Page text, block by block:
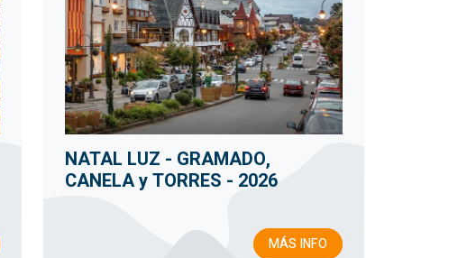
NATAL LUZ - GRAMADO,
CANELA y TORRES - 2026
MÁS INFO